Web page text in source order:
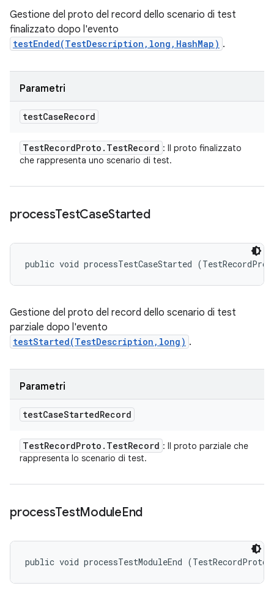
Gestione del proto del record dello scenario di test
finalizzato dopo l'evento
testEnded(TestDescription,long,HashMap) .
Parametri
testCaseRecord
TestRecordProto . TestRecord : Il proto finalizzato
che rappresenta uno scenario di test.
processTestCaseStarted
public void processTestCaseStarted
Gestione del proto del record dello scenario di test
parziale dopo l'evento
testStarted(TestDescription,long) .
Parametri
testCaseStartedRecord
TestRecordProto . TestRecord : Il proto parziale che
rappresenta lo scenario di test.
processTestModuleEnd
public void processTestModuleEnd